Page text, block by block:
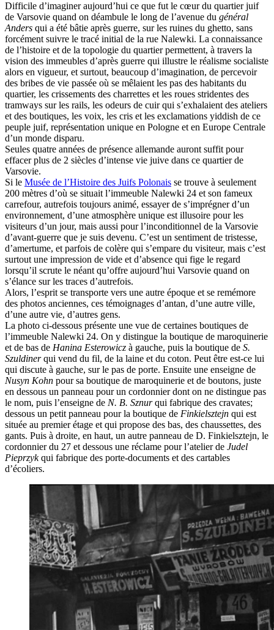
Difficile d’imaginer aujourd’hui ce que fut le cœur du quartier juif
de Varsovie quand on déambule le long de l’avenue du général
Anders qui a été bâtie après guerre, sur les ruines du ghetto, sans
forcément suivre le tracé initial de la rue Nalewki. La connaissance
de l’histoire et de la topologie du quartier permettent, à travers la
vision des immeubles d’après guerre qui illustre le réalisme socialiste
alors en vigueur, et surtout, beaucoup d’imagination, de percevoir
des bribes de vie passée où se mêlaient les pas des habitants du
quartier, les crissements des charrettes et les roues stridentes des
tramways sur les rails, les odeurs de cuir qui s’exhalaient des ateliers
et des boutiques, les voix, les cris et les exclamations yiddish de ce
peuple juif, représentation unique en Pologne et en Europe Centrale
d’un monde disparu.
Seules quatre années de présence allemande auront suffit pour
effacer plus de 2 siècles d’intense vie juive dans ce quartier de
Varsovie.
Si le Musée de l’Histoire des Juifs Polonais se trouve à seulement
200 mètres d’où se situait l’immeuble Nalewki 24 et son fameux
carrefour, autrefois toujours animé, essayer de s’imprégner d’un
environnement, d’une atmosphère unique est illusoire pour les
visiteurs d’un jour, mais aussi pour l’inconditionnel de la Varsovie
d’avant-guerre que je suis devenu. C’est un sentiment de tristesse,
d’amertume, et parfois de colère qui s’empare du visiteur, mais c’est
surtout une impression de vide et d’absence qui fige le regard
lorsqu’il scrute le néant qu’offre aujourd’hui Varsovie quand on
s’élance sur les traces d’autrefois.
Alors, l’esprit se transporte vers une autre époque et se remémore
des photos anciennes, ces témoignages d’antan, d’une autre ville,
d’une autre vie, d’autres gens.
La photo ci-dessous présente une vue de certaines boutiques de
l’immeuble Nalewki 24. On y distingue la boutique de maroquinerie
et de bas de Hanina Esterowicz à gauche, puis la boutique de S.
Szuldinerqui vend du fil, de la laine et du coton. Peut être est-ce lui
qui discute à gauche, sur le pas de porte. Ensuite une enseigne de
Nusyn Kohn pour sa boutique de maroquinerie et de boutons, juste
en dessous un panneau pour un cordonnier dont on ne distingue pas
le nom, puis l’enseigne de N. B. Sznurqui fabrique des cravates;
dessous un petit panneau pour la boutique de Finkielsztejn qui est
située au premier étage et qui propose des bas, des chaussettes, des
gants. Puis à droite, en haut, un autre panneau de D. Finkielsztejn, le
cordonnier du 27 et dessous une réclame pour l’atelier de Judel
Pieprzykqui fabrique des porte-documents et des cartables
d’écoliers.